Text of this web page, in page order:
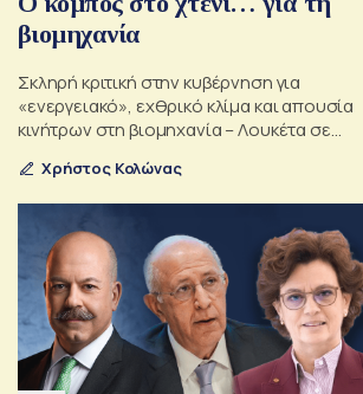
βιομηχανία
Σκληρή κριτική στην κυβέρνηση για
«ενεργειακό», εχθρικό κλίμα και απουσία
κινήτρων στη βιομηχανία – Λουκέτα σε
Θεοδωρόπουλου, Λώλου και Σαράντη
Χρήστος Κολώνας